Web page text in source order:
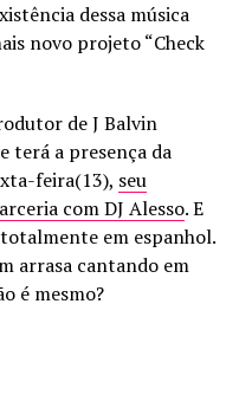
dessa música
novo projeto “Check
de J Balvin
terá a presença da
feira(13), seu
com DJ Alesso. E
em espanhol.
arrasa cantando em
é mesmo?